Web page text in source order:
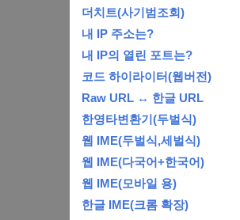
더치트(사기범조회)
내 IP 주소는?
내 IP의 열린 포트는?
코드 하이라이터(웹버전)
Raw URL ↔ 한글 URL
한영타변환기(두벌식)
웹 IME(두벌식,세벌식)
웹 IME(다국어+한국어)
웹 IME(모바일 용)
한글 IME(크롬 확장)